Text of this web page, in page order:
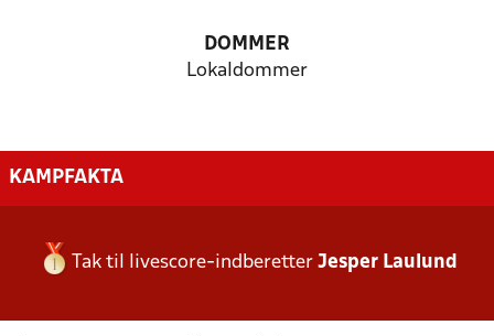
DOMMER
Lokaldommer
KAMPFAKTA
Tak til livescore-indberetter Jesper Laulund